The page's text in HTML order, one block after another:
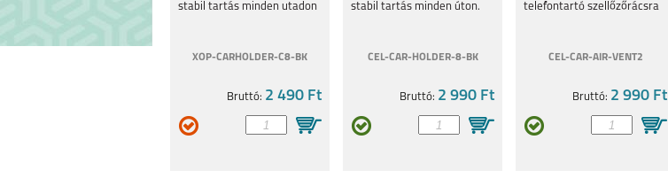
stabil tartás minden utadon
XOP-CARHOLDER-C8-BK
Bruttó: 2 490 Ft
stabil tartás minden úton.
CEL-CAR-HOLDER-8-BK
Bruttó: 2 990 Ft
telefontartó szellőzőrácsra
CEL-CAR-AIR-VENT2
Bruttó: 2 990 Ft